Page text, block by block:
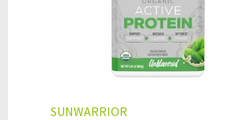
SUNWARRIOR